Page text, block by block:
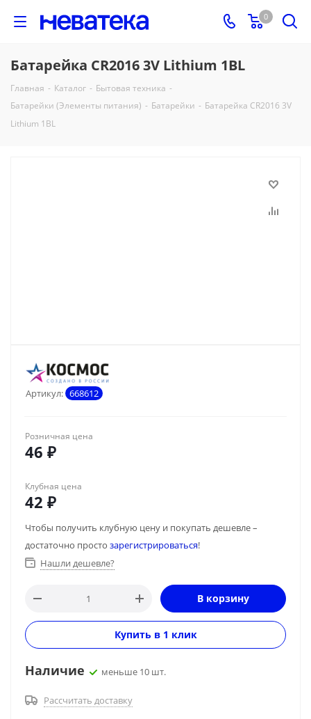
0
Батарейка CR2016 3V Lithium 1BL
Главная - Каталог - Бытовая техника -
Батарейки (Элементы питания) - Батарейки - Батарейка CR2016 3V
Lithium 1BL
Артикул: 668612
Розничная цена
46 ₽
Клубная цена
42 ₽
Чтобы получить клубную цену и покупать дешевле –
достаточно просто зарегистрироваться!
Нашли дешевле?
В корзину
Купить в 1 клик
Наличие меньше 10 шт.
Рассчитать доставку